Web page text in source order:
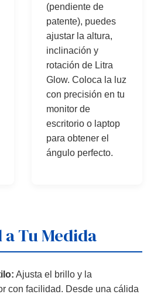
(pendiente de
patente), puedes
ajustar la altura,
inclinación y
rotación de Litra
Glow. Coloca la luz
con precisión en tu
monitor de
escritorio o laptop
para obtener el
ángulo perfecto.
Tu Medida
Ajusta el brillo y la
con facilidad. Desde una cálida